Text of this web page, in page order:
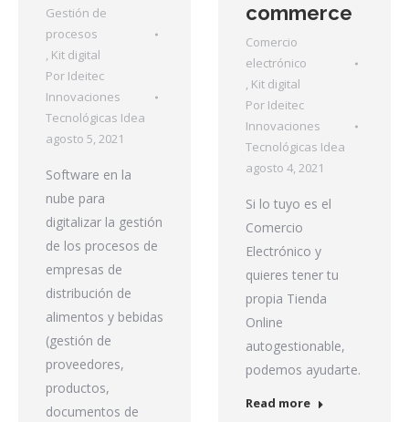
Gestión de
procesos
, Kit digital
Por Ideitec
Innovaciones
Tecnológicas Idea
agosto 5, 2021
Software en la
nube para
digitalizar la gestión
de los procesos de
empresas de
distribución de
alimentos y bebidas
(gestión de
proveedores,
productos,
documentos de
commerce
Comercio
electrónico
, Kit digital
Por Ideitec
Innovaciones
Tecnológicas Idea
agosto 4, 2021
Si lo tuyo es el
Comercio
Electrónico y
quieres tener tu
propia Tienda
Online
autogestionable,
podemos ayudarte.
Read more